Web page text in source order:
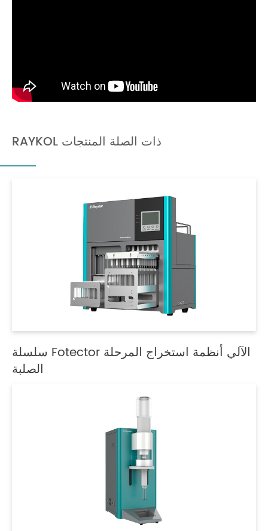
RAYKOL ذات الصلة المنتجات
سلسلة Fotector الآلي أنظمة استخراج المرحلة
الصلبة